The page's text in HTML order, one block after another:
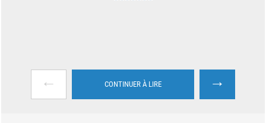
← CONTINUER À LIRE →